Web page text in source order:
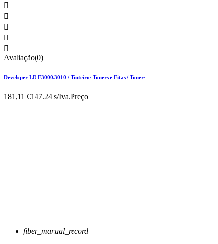





Avaliação(0)
Developer LD F3000/3010 / Tinteiros Toners e Fitas / Toners
181,11 €147.24 s/Iva.Preço
fiber_manual_record